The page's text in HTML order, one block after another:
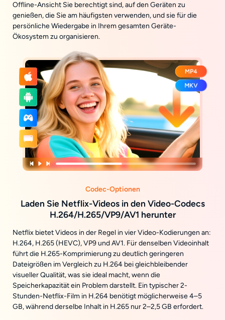
Offline-Ansicht Sie berechtigt sind, auf den Geräten zu
genießen, die Sie am häufigsten verwenden, und sie für die
persönliche Wiedergabe in Ihrem gesamten Geräte-
Ökosystem zu organisieren.
Codec-Optionen
Laden Sie Netflix-Videos in den Video-Codecs
H.264/H.265/VP9/AV1 herunter
Netflix bietet Videos in der Regel in vier Video-Kodierungen an:
H.264, H.265 (HEVC), VP9 und AV1. Für denselben Videoinhalt
führt die H.265-Komprimierung zu deutlich geringeren
Dateigrößen im Vergleich zu H.264 bei gleichbleibender
visueller Qualität, was sie ideal macht, wenn die
Speicherkapazität ein Problem darstellt. Ein typischer 2-
Stunden-Netflix-Film in H.264 benötigt möglicherweise 4–5
GB, während derselbe Inhalt in H.265 nur 2–2,5 GB erfordert.